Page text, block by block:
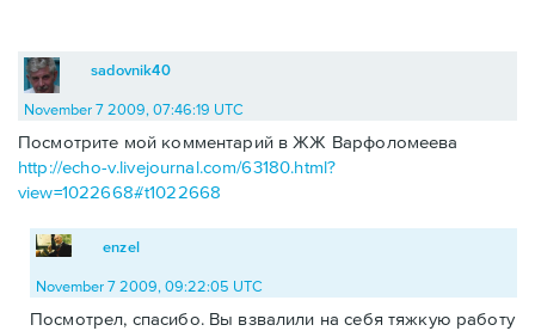
sadovnik40
November 7 2009, 07:46:19 UTC
Посмотрите мой комментарий в ЖЖ Варфоломеева
http://echo-v.livejournal.com/63180.html?
view=1022668#t1022668
enzel
November 7 2009, 09:22:05 UTC
Посмотрел, спасибо. Вы взвалили на себя тяжкую работу